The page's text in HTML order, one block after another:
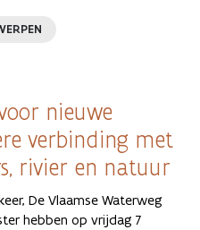
nieuwe
verbinding met
rivier en natuur
De Vlaamse Waterweg
hebben op vrijdag 7